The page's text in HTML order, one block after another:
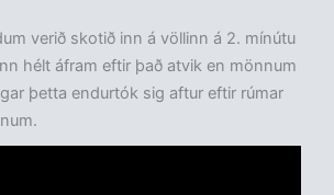
verið skotið inn á völlinn á 2. mínútu
hélt áfram eftir það atvik en mönnum
þetta endurtók sig aftur eftir rúmar